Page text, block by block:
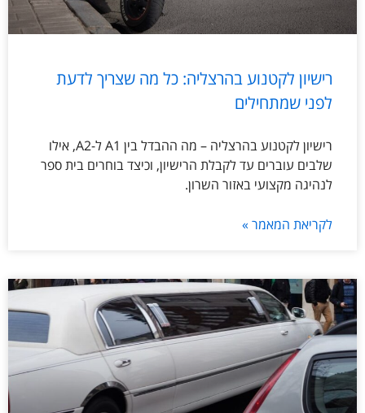
רישיון לקטנוע בהרצליה: כל מה שצריך לדעת
לפני שמתחילים
רישיון לקטנוע בהרצליה – מה ההבדל בין A1 ל-A2, אילו
שלבים עוברים עד לקבלת הרישיון, וכיצד בוחרים בית ספר
לנהיגה מקצועי באזור השרון.
לקריאת המאמר »